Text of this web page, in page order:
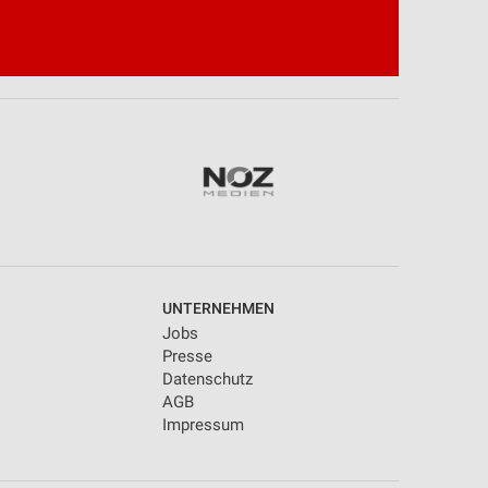
UNTERNEHMEN
Jobs
Presse
Datenschutz
AGB
Impressum